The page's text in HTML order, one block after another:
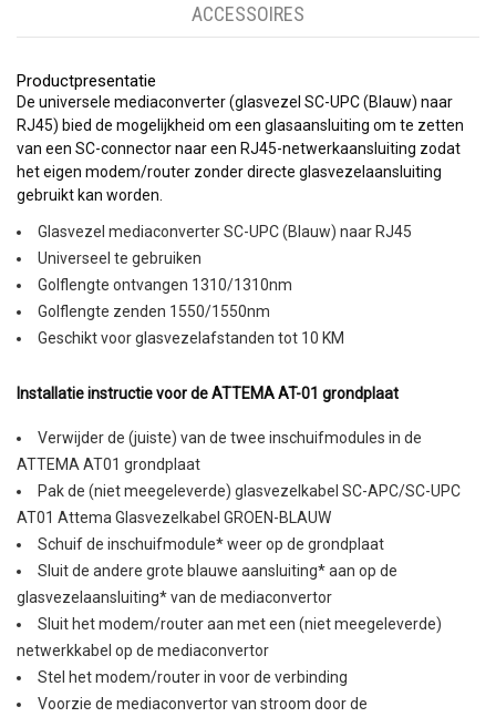
ACCESSOIRES
Productpresentatie
De universele mediaconverter (glasvezel SC-UPC (Blauw) naar
RJ45) bied de mogelijkheid om een glasaansluiting om te zetten
van een SC-connector naar een RJ45-netwerkaansluiting zodat
het eigen modem/router zonder directe glasvezelaansluiting
gebruikt kan worden.
Glasvezel mediaconverter SC-UPC (Blauw) naar RJ45
Universeel te gebruiken
Golflengte ontvangen 1310/1310nm
Golflengte zenden 1550/1550nm
Geschikt voor glasvezelafstanden tot 10 KM
Installatie instructie voor de ATTEMA AT-01 grondplaat
Verwijder de (juiste) van de twee inschuifmodules in de
ATTEMA AT01 grondplaat
Pak de (niet meegeleverde) glasvezelkabel SC-APC/SC-UPC
AT01 Attema Glasvezelkabel GROEN-BLAUW
Schuif de inschuifmodule* weer op de grondplaat
Sluit de andere grote blauwe aansluiting* aan op de
glasvezelaansluiting* van de mediaconvertor
Sluit het modem/router aan met een (niet meegeleverde)
netwerkkabel op de mediaconvertor
Stel het modem/router in voor de verbinding
Voorzie de mediaconvertor van stroom door de